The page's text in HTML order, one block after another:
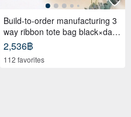
Build-to-order manufacturing 3
way ribbon tote bag black×dark
gray
2,536฿
112 favorites